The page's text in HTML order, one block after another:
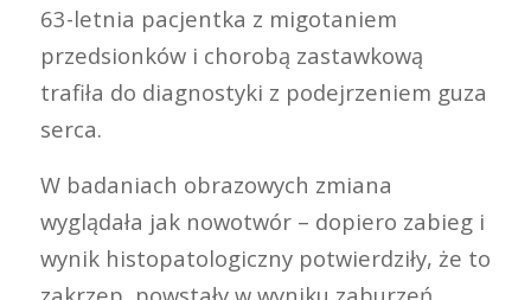
63-letnia pacjentka z migotaniem
przedsionków i chorobą zastawkową
trafiła do diagnostyki z podejrzeniem guza
serca.
W badaniach obrazowych zmiana
wyglądała jak nowotwór – dopiero zabieg i
wynik histopatologiczny potwierdziły, że to